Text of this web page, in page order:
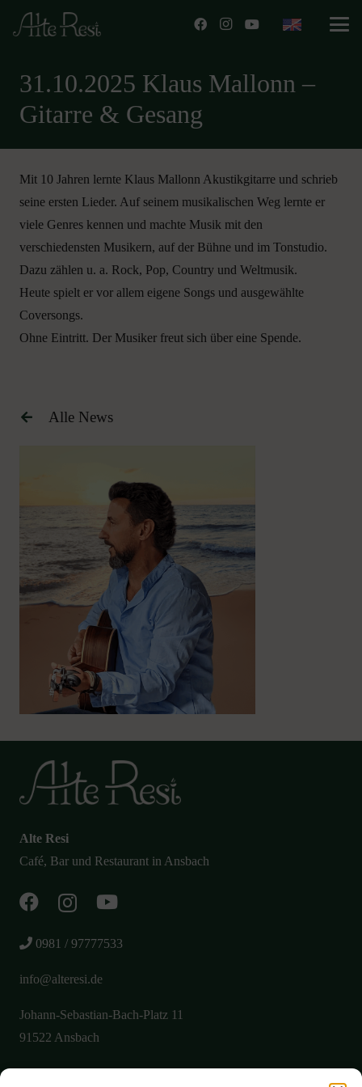
31.10.2025 Klaus Mallonn –
Gitarre & Gesang
Mit 10 Jahren lernte Klaus Mallonn Akustikgitarre und schrieb
seine ersten Lieder. Auf seinem musikalischen Weg lernte er
viele Genres kennen und machte Musik mit den
verschiedensten Musikern, auf der Bühne und im Tonstudio.
Dazu zählen u. a. Rock, Pop, Country und Weltmusik.
Heute spielt er vor allem eigene Songs und ausgewählte
Coversongs.
Ohne Eintritt. Der Musiker freut sich über eine Spende.
Alle News
Alte Resi
Café, Bar und Restaurant in Ansbach
0981 / 97777533
info@alteresi.de
Johann-Sebastian-Bach-Platz 11
91522 Ansbach